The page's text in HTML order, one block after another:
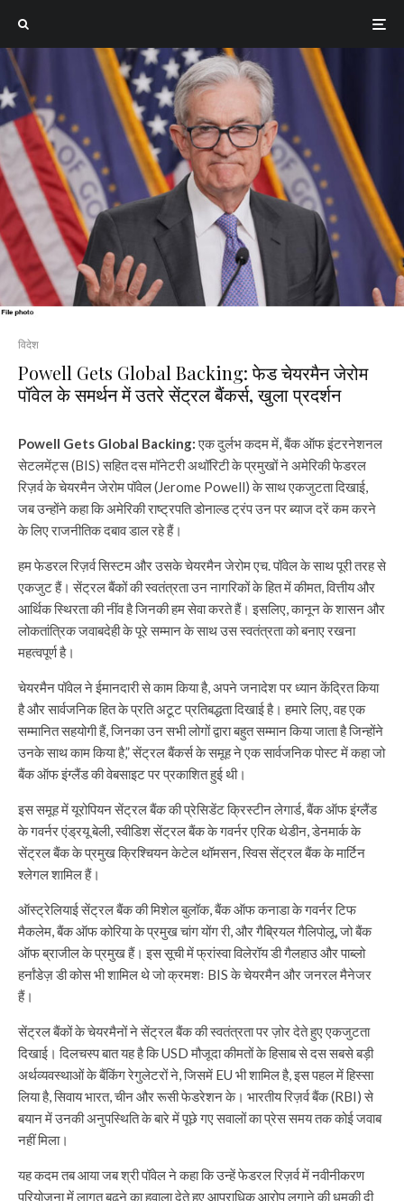
विदेश
Powell Gets Global Backing: फेड चेयरमैन जेरोम
पॉवेल के समर्थन में उतरे सेंट्रल बैंकर्स, खुला प्रदर्शन
Powell Gets Global Backing:एक दुर्लभ कदम में, बैंक ऑफ इंटरनेशनल
सेटलमेंट्स (BIS) सहित दस मॉनेटरी अथॉरिटी के प्रमुखों ने अमेरिकी फेडरल
रिज़र्व के चेयरमैन जेरोम पॉवेल (Jerome Powell) के साथ एकजुटता दिखाई,
जब उन्होंने कहा कि अमेरिकी राष्ट्रपति डोनाल्ड ट्रंप उन पर ब्याज दरें कम करने
के लिए राजनीतिक दबाव डाल रहे हैं।
हम फेडरल रिज़र्व सिस्टम और उसके चेयरमैन जेरोम एच. पॉवेल के साथ पूरी तरह से
एकजुट हैं। सेंट्रल बैंकों की स्वतंत्रता उन नागरिकों के हित में कीमत, वित्तीय और
आर्थिक स्थिरता की नींव है जिनकी हम सेवा करते हैं। इसलिए, कानून के शासन और
लोकतांत्रिक जवाबदेही के पूरे सम्मान के साथ उस स्वतंत्रता को बनाए रखना
महत्वपूर्ण है।
चेयरमैन पॉवेल ने ईमानदारी से काम किया है, अपने जनादेश पर ध्यान केंद्रित किया
है और सार्वजनिक हित के प्रति अटूट प्रतिबद्धता दिखाई है। हमारे लिए, वह एक
सम्मानित सहयोगी हैं, जिनका उन सभी लोगों द्वारा बहुत सम्मान किया जाता है जिन्होंने
उनके साथ काम किया है,” सेंट्रल बैंकर्स के समूह ने एक सार्वजनिक पोस्ट में कहा जो
बैंक ऑफ इंग्लैंड की वेबसाइट पर प्रकाशित हुई थी।
इस समूह में यूरोपियन सेंट्रल बैंक की प्रेसिडेंट क्रिस्टीन लेगार्ड, बैंक ऑफ इंग्लैंड
के गवर्नर एंड्रयू बेली, स्वीडिश सेंट्रल बैंक के गवर्नर एरिक थेडीन, डेनमार्क के
सेंट्रल बैंक के प्रमुख क्रिश्चियन केटेल थॉमसन, स्विस सेंट्रल बैंक के मार्टिन
श्लेगल शामिल हैं।
ऑस्ट्रेलियाई सेंट्रल बैंक की मिशेल बुलॉक, बैंक ऑफ कनाडा के गवर्नर टिफ
मैकलेम, बैंक ऑफ कोरिया के प्रमुख चांग योंग री, और गैब्रियल गैलिपोलू, जो बैंक
ऑफ ब्राजील के प्रमुख हैं। इस सूची में फ्रांस्वा विलेरॉय डी गैलहाउ और पाब्लो
हर्नांडेज़ डी कोस भी शामिल थे जो क्रमशः BIS के चेयरमैन और जनरल मैनेजर
हैं।
सेंट्रल बैंकों के चेयरमैनों ने सेंट्रल बैंक की स्वतंत्रता पर ज़ोर देते हुए एकजुटता
दिखाई। दिलचस्प बात यह है कि USD मौजूदा कीमतों के हिसाब से दस सबसे बड़ी
अर्थव्यवस्थाओं के बैंकिंग रेगुलेटरों ने, जिसमें EU भी शामिल है, इस पहल में हिस्सा
लिया है, सिवाय भारत, चीन और रूसी फेडरेशन के। भारतीय रिज़र्व बैंक (RBI) से
बयान में उनकी अनुपस्थिति के बारे में पूछे गए सवालों का प्रेस समय तक कोई जवाब
नहीं मिला।
यह कदम तब आया जब श्री पॉवेल ने कहा कि उन्हें फेडरल रिज़र्व में नवीनीकरण
परियोजना में लागत बढ़ने का हवाला देते हुए आपराधिक आरोप लगाने की धमकी दी